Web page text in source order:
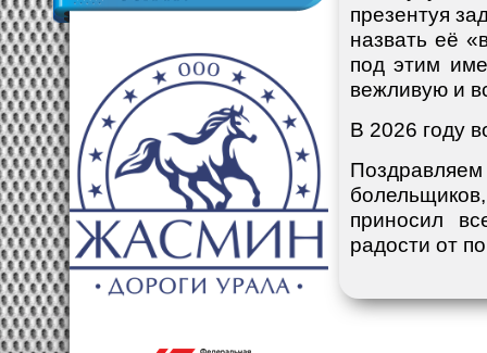
презентуя
назвать её
под этим
вежливую и
В 2026 году
Поздравляем
приносил
радости от